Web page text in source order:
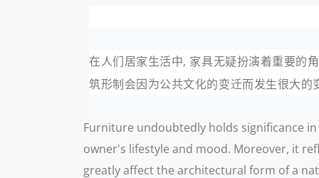
在人们居家生活中, 家具无疑扮演着重要的
筑形制会因为公共文化的变迁而发生很大
Furniture undoubtedly holds significance
owner's lifestyle and mood. Moreover, it
greatly affect the architectural form of a